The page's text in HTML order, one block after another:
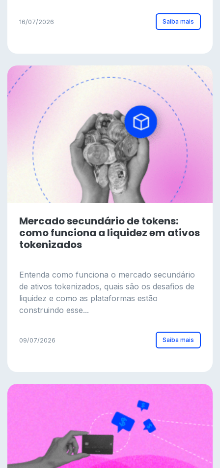
16/07/2026 Saiba mais
Mercado secundário de tokens:
como funciona a liquidez em ativos
tokenizados
Entenda como funciona o mercado secundário
de ativos tokenizados, quais são os desafios de
liquidez e como as plataformas estão
construindo esse...
09/07/2026 Saiba mais